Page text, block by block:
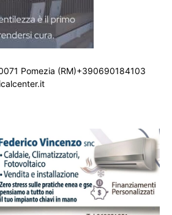
Pomezia (RM)+390690184103